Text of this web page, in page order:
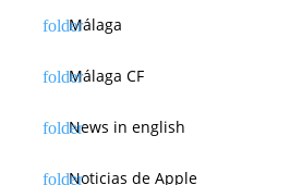
Málaga
Málaga CF
News in english
Noticias de Apple